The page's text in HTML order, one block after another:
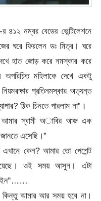
৪১২ নম্বর বেডের ভেন্টিলেশনে
ঘরে ফিরলেন ডঃ মিত্র। ঘরে
হাত জোড় করে নমস্কার করে
অপরিচিত মহিলাকে দেখে একটু
প্রতিনমস্কার অত্যন্ত
ঠিক চিনতে পারলাম না”।
আমার স্বামী অাবির আজ এক
এসেছি।”
কেন? আমার তো পেশেন্ট
রয়েছে। ওই সময় আসুন। এটা
কিন্তু আমার আর সময় হবে না।